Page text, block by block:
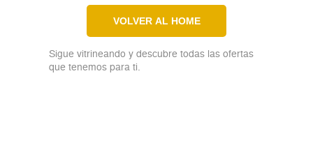
VOLVER AL HOME
Sigue vitrineando y descubre todas las ofertas
que tenemos para ti.